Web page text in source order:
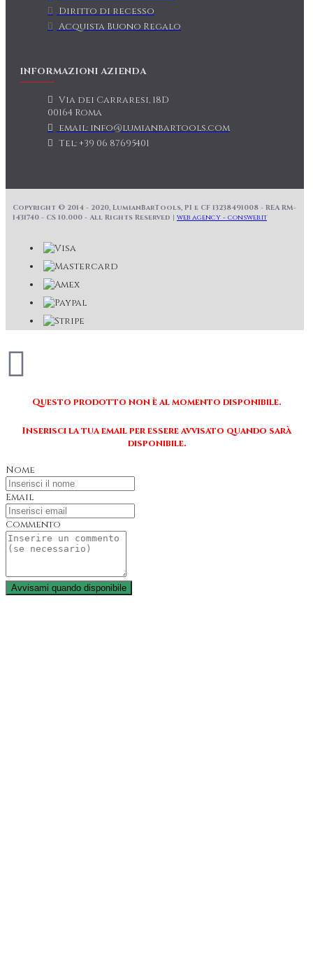
Diritto di recesso
Acquista Buono Regalo
INFORMAZIONI AZIENDA
Via dei Carraresi, 18D
00164 Roma
email: info@lumianbartools.com
Tel: +39 06 87695401
Copyright © 2014 - 2020, LumianBarTools, PI e CF 13238491008 - REA RM-
1431740 - CS 10.000 - All Rights Reserved | web agency - consweb.it
Questo prodotto non è al momento disponibile.
Inserisci la tua email per essere avvisato quando sarà
disponibile.
Nome
Email
Commento
Avvisami quando disponibile